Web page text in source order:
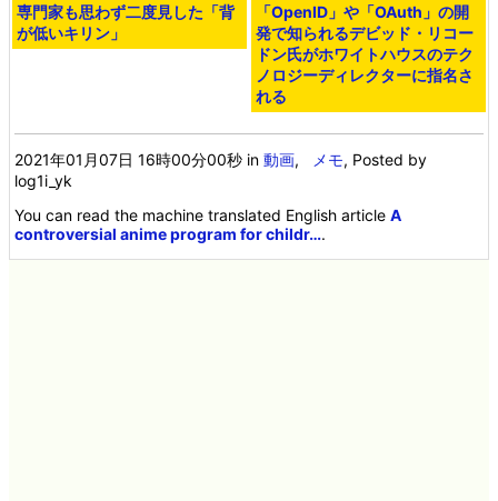
専門家も思わず二度見した「背
が低いキリン」
「OpenID」や「OAuth」の開
発で知られるデビッド・リコー
ドン氏がホワイトハウスのテク
ノロジーディレクターに指名さ
れる
2021年01月07日 16時00分00秒 in動画, メモ, Posted by
log1i_yk
You can read the machine translated English articleA
controversial anime program for childr….